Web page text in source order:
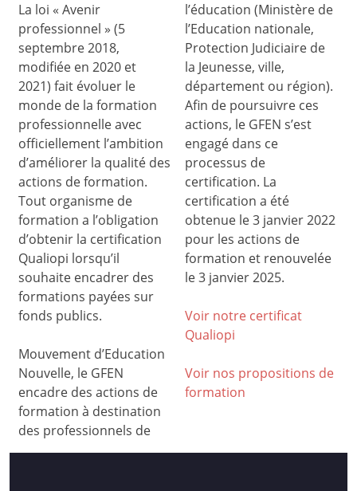
La loi « Avenir
professionnel » (5
septembre 2018,
modifiée en 2020 et
2021) fait évoluer le
monde de la formation
professionnelle avec
officiellement l’ambition
d’améliorer la qualité des
actions de formation.
Tout organisme de
formation a l’obligation
d’obtenir la certification
Qualiopi lorsqu’il
souhaite encadrer des
formations payées sur
fonds publics.
Mouvement d’Education
Nouvelle, le GFEN
encadre des actions de
formation à destination
des professionnels de
l’éducation (Ministère de
l’Education nationale,
Protection Judiciaire de
la Jeunesse, ville,
département ou région).
Afin de poursuivre ces
actions, le GFEN s’est
engagé dans ce
processus de
certification. La
certification a été
obtenue le 3 janvier 2022
pour les actions de
formation et renouvelée
le 3 janvier 2025.
Voir notre certificat
Qualiopi
Voir nos propositions de
formation